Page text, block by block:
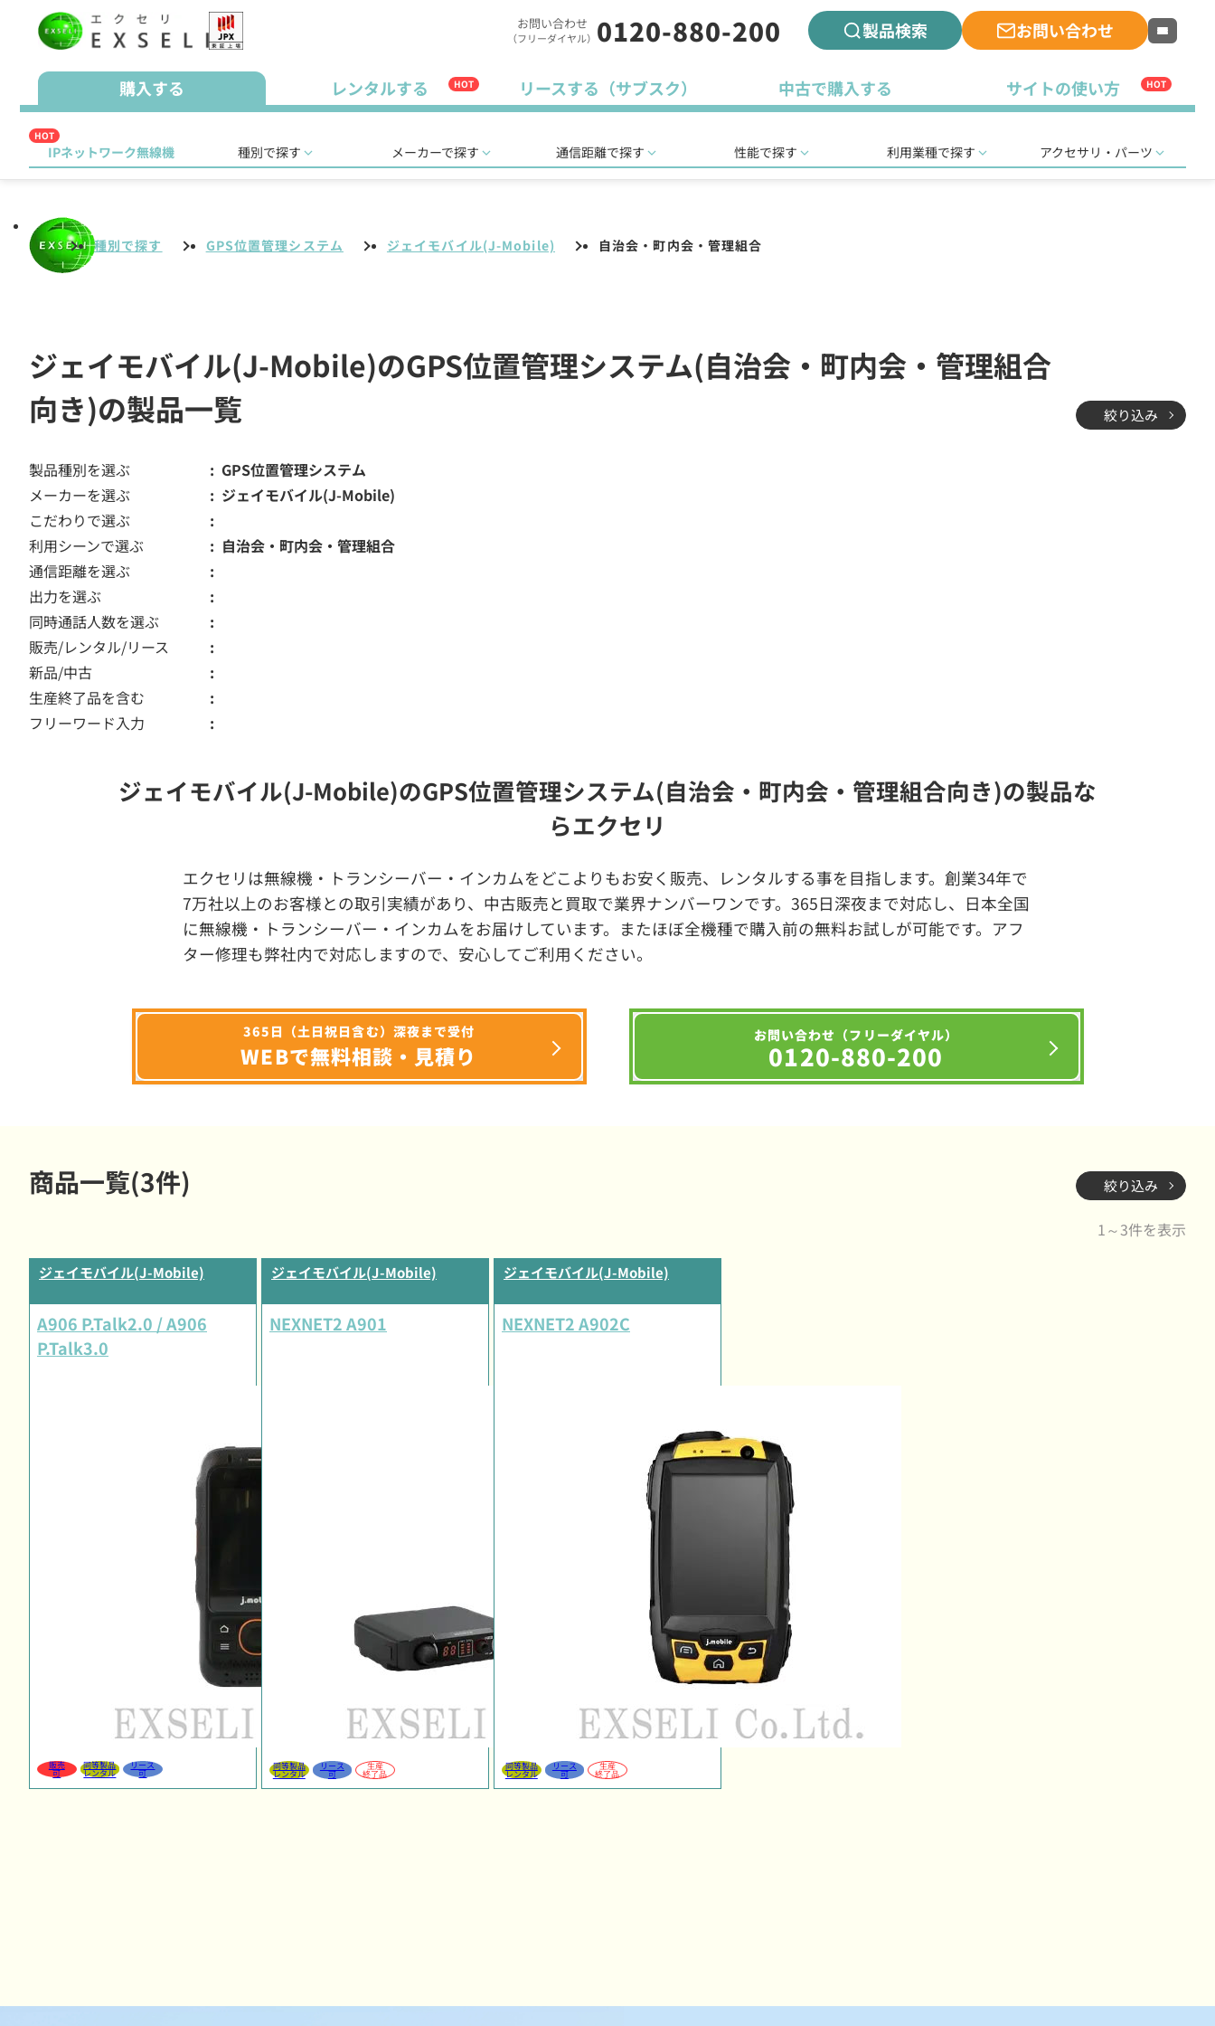
お問い合わせ
（フリーダイヤル） 0120-880-200 製品検索 お問い合わせ
購入する レンタルする HOT リースする（サブスク） 中古で購入する サイトの使い方 HOT
HOT
IPネットワーク無線機 種別で探す メーカーで探す 通信距離で探す 性能で探す 利用業種で探す アクセサリ・パーツ
種別で探す GPS位置管理システム ジェイモバイル(J-Mobile) 自治会・町内会・管理組合
ジェイモバイル(J-Mobile)のGPS位置管理システム(自治会・町内会・管理組合
向き)の製品一覧
絞り込み
製品種別を選ぶ
GPS位置管理システム
メーカーを選ぶ
ジェイモバイル(J-Mobile)
こだわりで選ぶ
利用シーンで選ぶ
自治会・町内会・管理組合
通信距離を選ぶ
出力を選ぶ
同時通話人数を選ぶ
販売/レンタル/リース
新品/中古
生産終了品を含む
フリーワード入力
ジェイモバイル(J-Mobile)のGPS位置管理システム(自治会・町内会・管理組合向き)の製品な
らエクセリ
エクセリは無線機・トランシーバー・インカムをどこよりもお安く販売、レンタルする事を目指します。創業34年で
7万社以上のお客様との取引実績があり、中古販売と買取で業界ナンバーワンです。365日深夜まで対応し、日本全国
に無線機・トランシーバー・インカムをお届けしています。またほぼ全機種で購入前の無料お試しが可能です。アフ
ター修理も弊社内で対応しますので、安心してご利用ください。
365日（土日祝日含む）深夜まで受付
WEBで無料相談・見積り
お問い合わせ（フリーダイヤル）
0120-880-200
商品一覧(3件) 絞り込み
1～3件を表示
ジェイモバイル(J-Mobile)
A906 P.Talk2.0 / A906
P.Talk3.0
販売
可
同等製品
レンタル
リース
可
ジェイモバイル(J-Mobile)
NEXNET2 A901
同等製品
レンタル
リース
可
生産
終了品
ジェイモバイル(J-Mobile)
NEXNET2 A902C
同等製品
レンタル
リース
可
生産
終了品